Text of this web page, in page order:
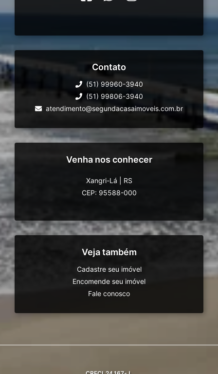
Contato
(51) 99960-3940
(51) 99806-3940
atendimento@segundacasaimoveis.com.br
Venha nos conhecer
Xangri-Lá
RS
CEP: 95588-000
Veja também
Cadastre seu imóvel
Encomende seu imóvel
Fale conosco